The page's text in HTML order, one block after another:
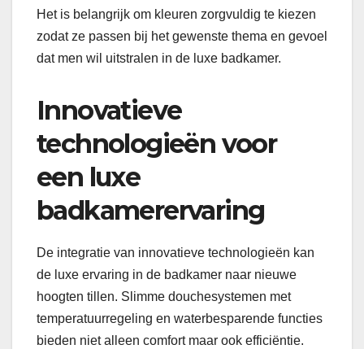
Het is belangrijk om kleuren zorgvuldig te kiezen
zodat ze passen bij het gewenste thema en gevoel
dat men wil uitstralen in de luxe badkamer.
Innovatieve
technologieën voor
een luxe
badkamerervaring
De integratie van innovatieve technologieën kan
de luxe ervaring in de badkamer naar nieuwe
hoogten tillen. Slimme douchesystemen met
temperatuurregeling en waterbesparende functies
bieden niet alleen comfort maar ook efficiëntie.